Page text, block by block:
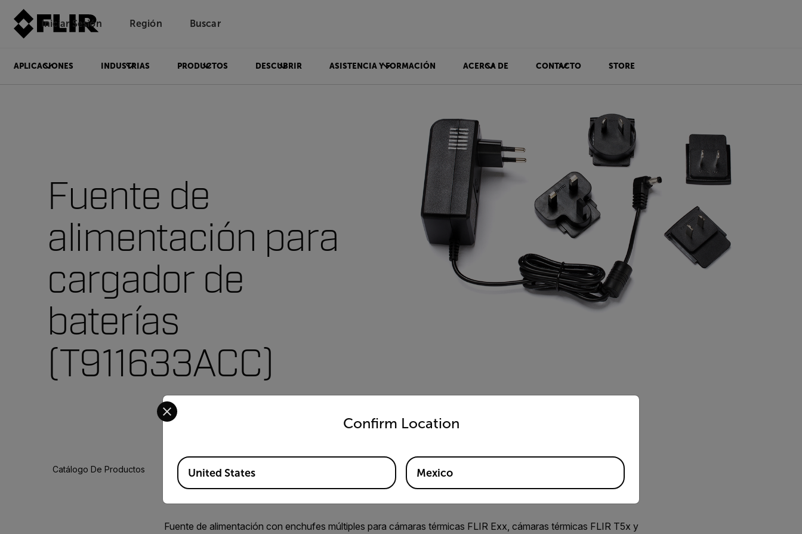
Iniciar Sesión Región Buscar
APLICACIONES INDUSTRIAS PRODUCTOS DESCUBRIR ASISTENCIA Y FORMACIÓN ACERCA DE CONTACTO STORE
Fuente de
alimentación para
cargador de
baterías
(T911633ACC)
Catálogo De Productos
Fuente de alimentación con enchufes múltiples para cámaras térmicas FLIR Exx, cámaras térmicas FLIR T5x y
Confirm Location
Select your preferred country and language from the options below to access the appropriate version of our website.
Available Locations
United States Mexico